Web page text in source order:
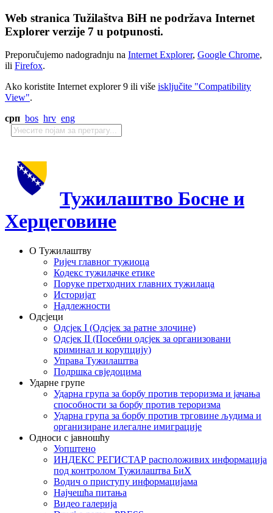
Web stranica Tužilaštva BiH ne podržava Internet
Explorer verzije 7 u potpunosti.
Preporučujemo nadogradnju na Internet Explorer, Google Chrome,
ili Firefox.
Ako koristite Internet explorer 9 ili više isključite "Compatibility
View".
срп bos hrv eng
Тужилаштво Босне и
Херцеговине
О Тужилаштву
Ријеч главног тужиоца
Кодекс тужилачке етике
Поруке претходних главних тужилаца
Историјат
Надлежности
Одсјеци
Одсјек I (Одсјек за ратне злочине)
Одсјек II (Посебни одсјек за организовани
криминал и корупцију)
Управа Тужилаштва
Подршка свједоцима
Ударне групе
Ударна група за борбу против тероризма и јачања
способности за борбу против тероризма
Ударна група за борбу против трговине људима и
организиране илегалне имиграције
Односи с јавношћу
Уопштено
ИНДЕКС РЕГИСТАР расположивих информација
под контролом Тужилаштва БиХ
Водич о приступу информацијама
Најчешћа питања
Видео галерија